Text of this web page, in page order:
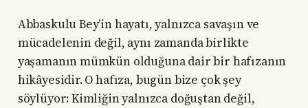
Abbaskulu Bey’in hayatı, yalnızca savaşın ve
mücadelenin değil, aynı zamanda birlikte
yaşamanın mümkün olduğuna dair bir hafızanın
hikâyesidir. O hafıza, bugün bize çok şey
söylüyor: Kimliğin yalnızca doğuştan değil,